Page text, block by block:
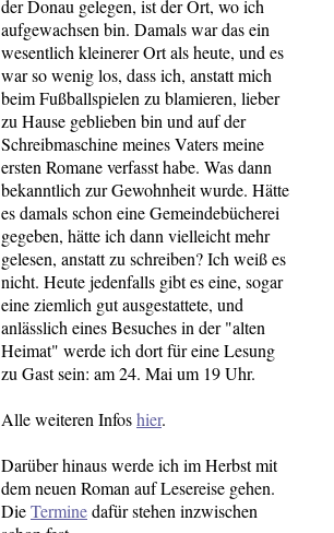
der Donau gelegen, ist der Ort, wo ich
aufgewachsen bin. Damals war das ein
wesentlich kleinerer Ort als heute, und es
war so wenig los, dass ich, anstatt mich
beim Fußballspielen zu blamieren, lieber
zu Hause geblieben bin und auf der
Schreibmaschine meines Vaters meine
ersten Romane verfasst habe. Was dann
bekanntlich zur Gewohnheit wurde. Hätte
es damals schon eine Gemeindebücherei
gegeben, hätte ich dann vielleicht mehr
gelesen, anstatt zu schreiben? Ich weiß es
nicht. Heute jedenfalls gibt es eine, sogar
eine ziemlich gut ausgestattete, und
anlässlich eines Besuches in der "alten
Heimat" werde ich dort für eine Lesung
zu Gast sein: am 24. Mai um 19 Uhr.
Alle weiteren Infoshier.
Darüber hinaus werde ich im Herbst mit
dem neuen Roman auf Lesereise gehen.
DieTerminedafür stehen inzwischen